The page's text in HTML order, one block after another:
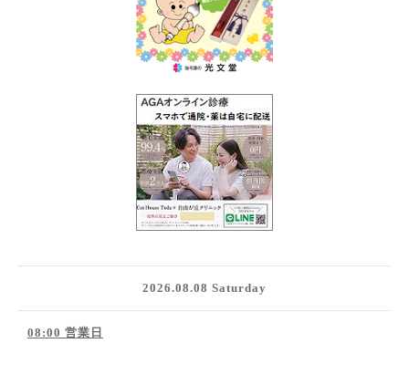
2026.08.08 Saturday
08:00 営業日